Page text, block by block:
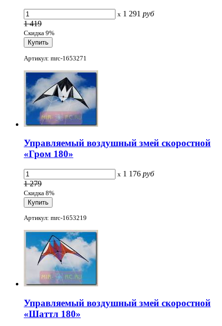
x 1 291 руб
1 419
Скидка 9%
Артикул: mrc-1653271
Управляемый воздушный змей скоростной
«Гром 180»
x 1 176 руб
1 279
Скидка 8%
Артикул: mrc-1653219
Управляемый воздушный змей скоростной
«Шаттл 180»